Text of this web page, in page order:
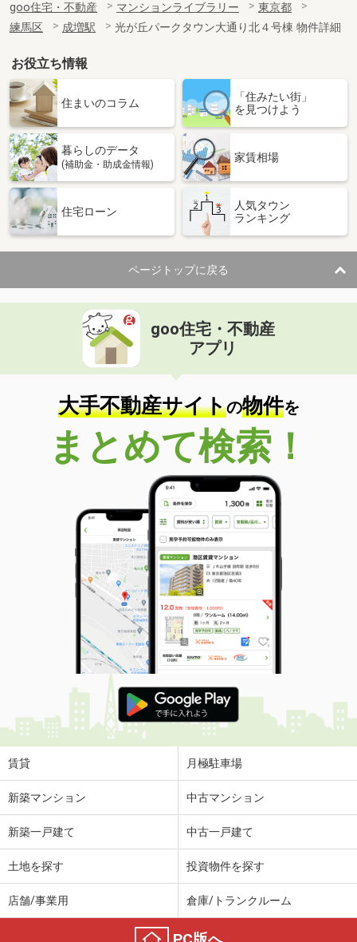
goo住宅・不動産 マンションライブラリー
東京都
練馬区
成増駅 光が丘パークタウン大通り北４号棟 物件詳細
お役立ち情報
住まいのコラム
「住みたい街」
を見つけよう
暮らしのデータ
(補助金・助成金情報)
家賃相場
住宅ローン
人気タウン
ランキング
ページトップに戻る
goo住宅・不動産
アプリ
大手不動産サイトの物件を
まとめて検索！
賃貸 月極駐車場
新築マンション 中古マンション
新築一戸建て 中古一戸建て
土地を探す 投資物件を探す
店舗/事業用 倉庫/トランクルーム